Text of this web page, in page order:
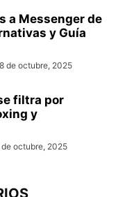
a Messenger de
y Guía
de octubre, 2025
filtra por
y
de octubre, 2025